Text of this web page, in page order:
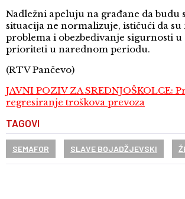
Nadležni apeluju na građane da budu
situacija ne normalizuje, ističući da su
problema i obezbeđivanje sigurnosti u
prioriteti u narednom periodu.
(RTV Pančevo)
JAVNI POZIV ZA SREDNJOŠKOLCE:
regresiranje troškova prevoza
TAGOVI
SEMAFOR SLAVE BOJADŽJEVSKI